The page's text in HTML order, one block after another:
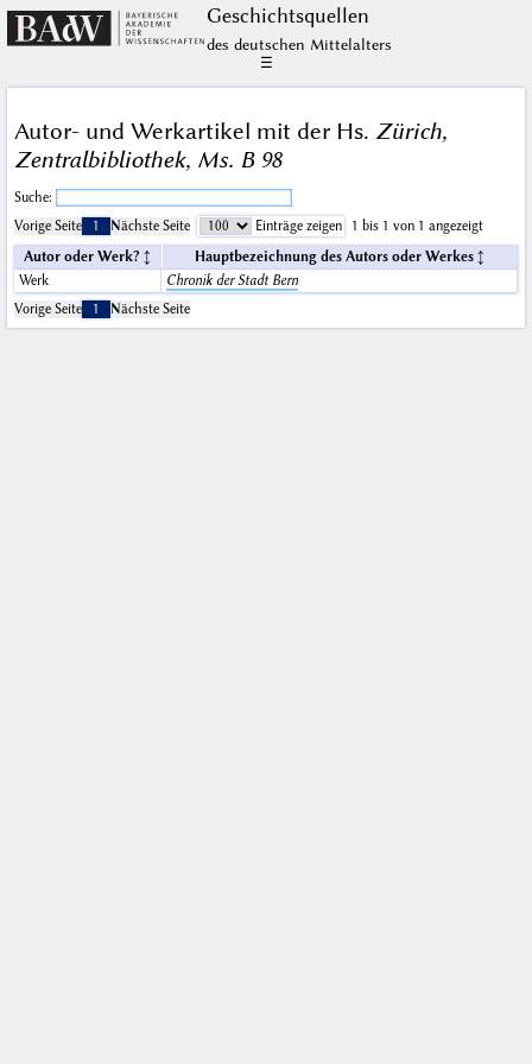
Geschichts­quellen
des deutschen Mittelalters
☰
Autor- und Werkartikel mit der Hs. Zürich,
Zentralbibliothek, Ms. B 98
Suche:
Vorige Seite
1 Nächste Seite Einträge zeigen
1 bis 1 von 1 angezeigt
Autor oder Werk?
Hauptbezeichnung des Autors oder Werkes
Werk
Chronik der Stadt Bern
Vorige Seite
1 Nächste Seite